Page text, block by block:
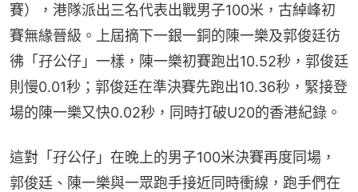
賽），港隊派出三名代表出戰男子100米，古綽峰初
賽無緣晉級。上屆摘下一銀一銅的陳一樂及郭俊廷彷
彿「孖公仔」一樣，陳一樂初賽跑出10.52秒，郭俊廷
則慢0.01秒；郭俊廷在準決賽先跑出10.36秒，緊接登
場的陳一樂又快0.02秒，同時打破U20的香港紀錄。
這對「孖公仔」在晚上的男子100米決賽再度同場，
郭俊廷、陳一樂與一眾跑手接近同時衝線，跑手們在